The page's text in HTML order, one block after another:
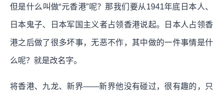
但是什么叫做“元香港”呢？那我们要从1941年底日本人、
日本鬼子、日本军国主义者占领香港说起。日本人占领香
港之后做了很多坏事，无恶不作，其中做的一件事情是什
么呢？就是改名字。
将香港、九龙、新界——新界他没有碰过，很有趣的，只